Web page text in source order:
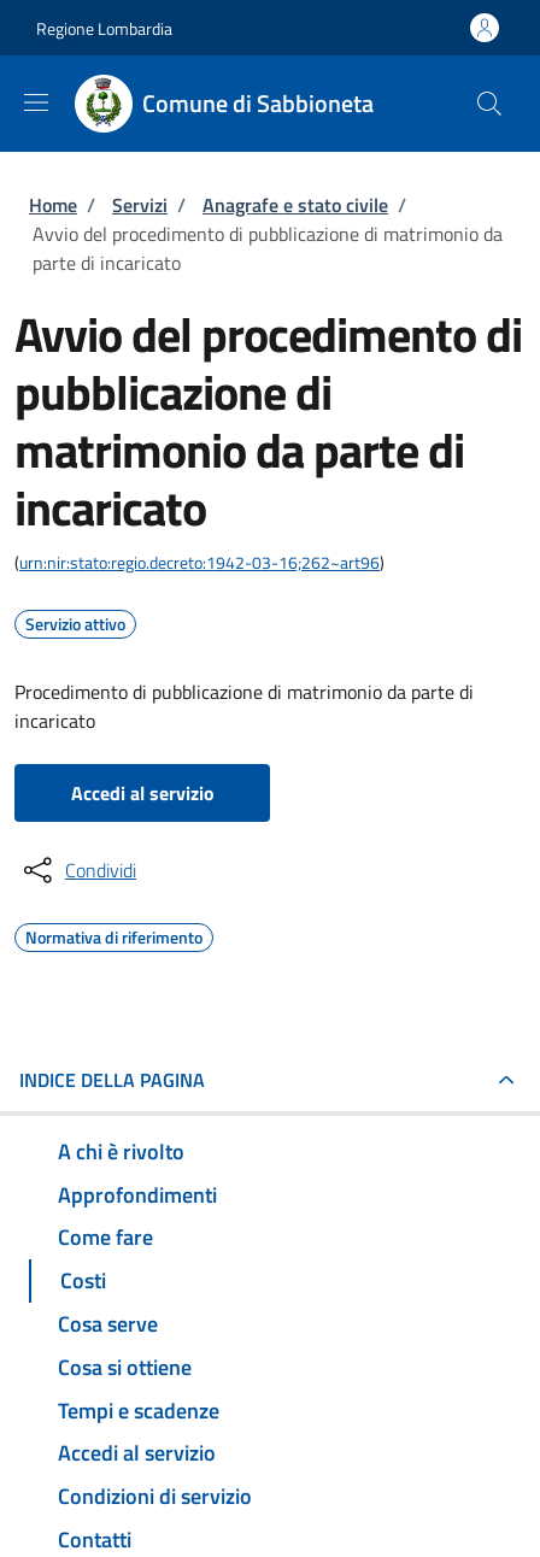
Regione Lombardia
Comune di Sabbioneta
Briciole di pane
Home / Servizi / Anagrafe e stato civile /
Avvio del procedimento di pubblicazione di matrimonio da
parte di incaricato
Avvio del procedimento di
pubblicazione di
matrimonio da parte di
incaricato
(urn:nir:stato:regio.decreto:1942-03-16;262~art96)
Servizio attivo
Procedimento di pubblicazione di matrimonio da parte di
incaricato
Accedi al servizio
Condividi
Normativa di riferimento
INDICE DELLA PAGINA
A chi è rivolto
Approfondimenti
Come fare
Costi
Cosa serve
Cosa si ottiene
Tempi e scadenze
Accedi al servizio
Condizioni di servizio
Contatti